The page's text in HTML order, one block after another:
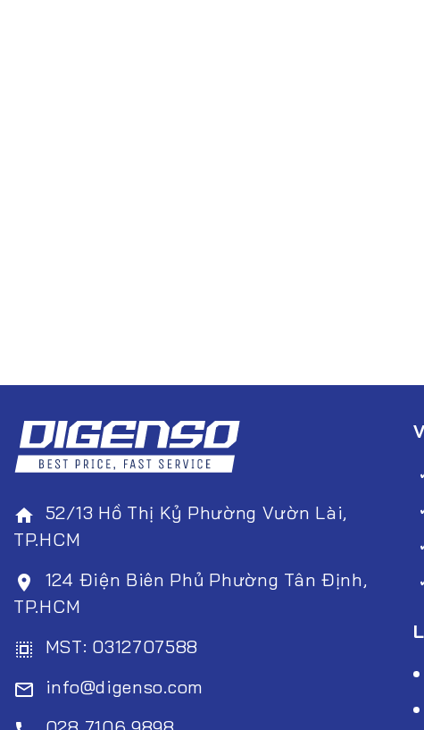
home 52/13 Hồ Thị Kỷ Phường Vườn Lài,
TP.HCM
room
124 Điện Biên Phủ Phường Tân Định,
TP.HCM
select_all MST: 0312707588
mail_outline info@digenso.com